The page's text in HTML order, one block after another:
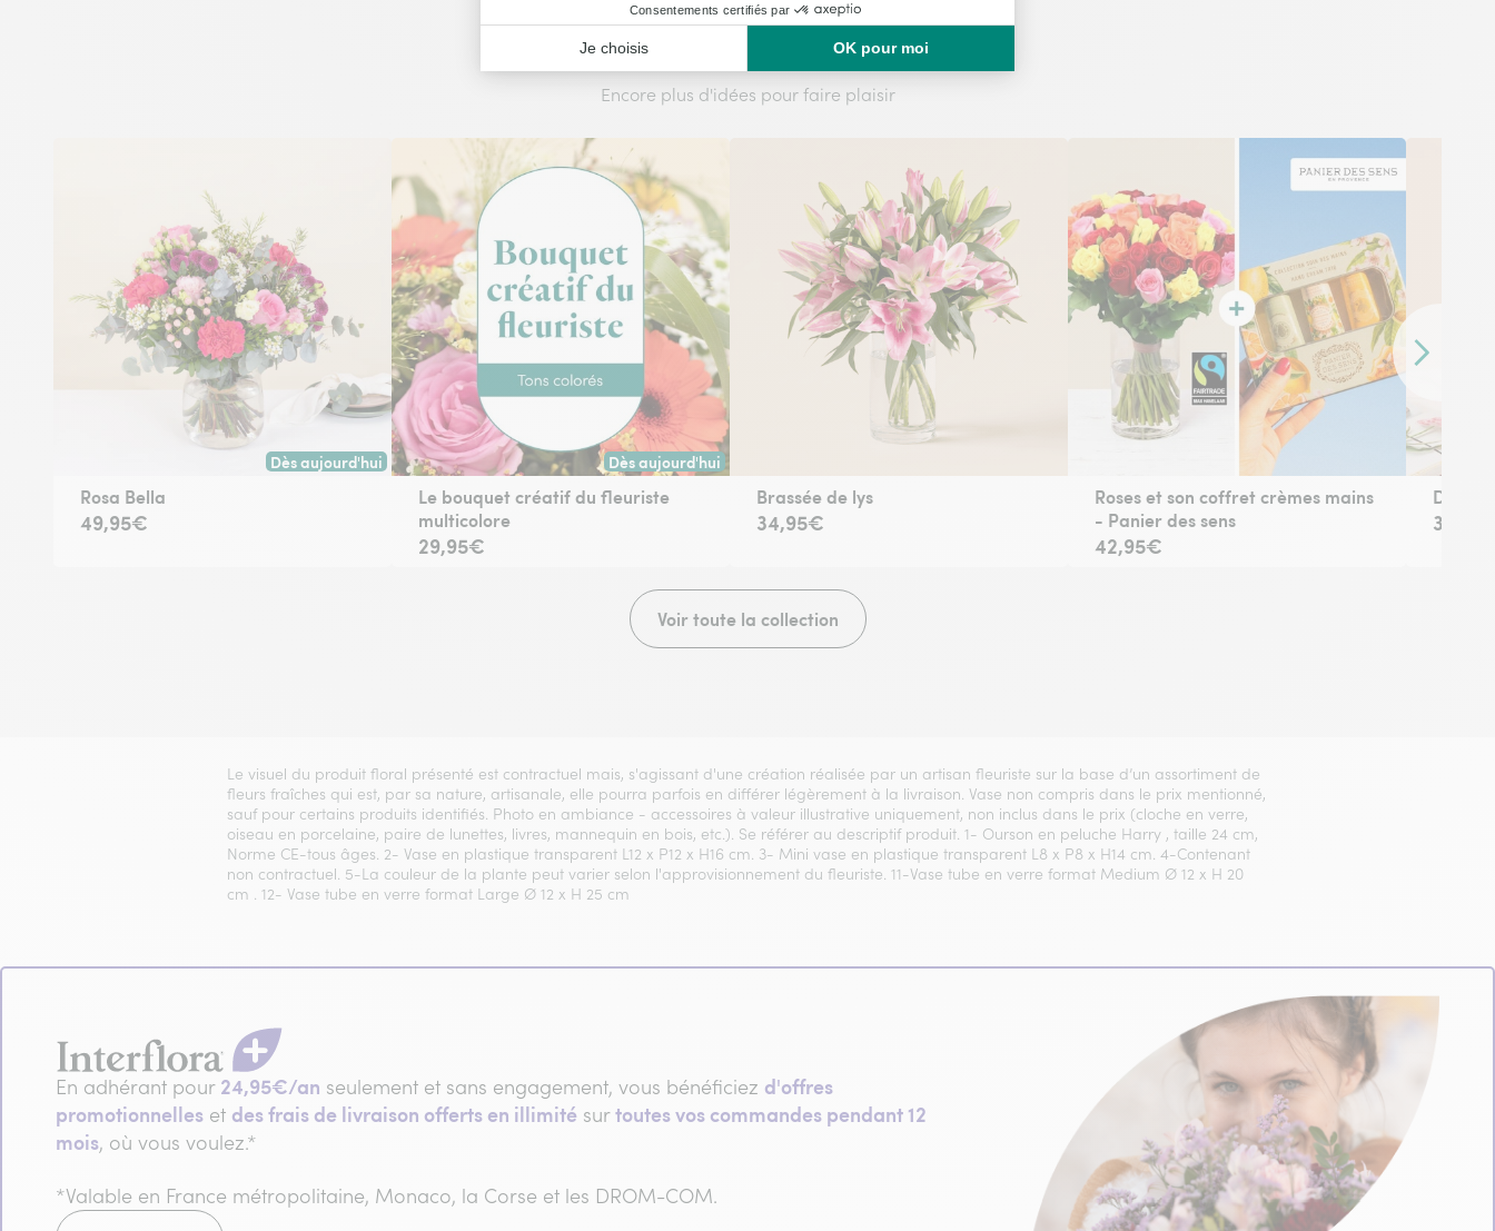
Vous aimerez aussi
Encore plus d'idées pour faire plaisir
Contenu
Dès aujourd'hui
Livraison dès aujourd'hui (pour toute commande passée avant 17h) ou à la date de votre choix.
Rosa Bella
49,95€
Dès aujourd'hui
Livraison dès aujourd'hui (pour toute commande passée avant 17h) ou à la date de votre choix.
Le bouquet créatif du fleuriste
multicolore
29,95€
Brassée de lys
34,95€
Roses et son coffret crèmes mains
- Panier des sens
42,95€
31,95€
Voir toute la collection
Le visuel du produit floral présenté est contractuel mais, s'agissant d'une création réalisée par un artisan fleuriste sur la base d’un assortiment de
fleurs fraîches qui est, par sa nature, artisanale, elle pourra parfois en différer légèrement à la livraison. Vase non compris dans le prix mentionné,
sauf pour certains produits identifiés. Photo en ambiance - accessoires à valeur illustrative uniquement, non inclus dans le prix (cloche en verre,
oiseau en porcelaine, paire de lunettes, livres, mannequin en bois, etc.). Se référer au descriptif produit. 1- Ourson en peluche Harry , taille 24 cm,
Norme CE-tous âges. 2- Vase en plastique transparent L12 x P12 x H16 cm. 3- Mini vase en plastique transparent L8 x P8 x H14 cm. 4-Contenant
non contractuel. 5-La couleur de la plante peut varier selon l'approvisionnement du fleuriste. 11-Vase tube en verre format Medium Ø 12 x H 20
cm . 12- Vase tube en verre format Large Ø 12 x H 25 cm
En adhérant pour 24,95€/an seulement et sans engagement, vous bénéficiez d'offres
promotionnelles et des frais de livraison offerts en illimité surtoutes vos commandes pendant 12
mois, où vous voulez.*
*Valable en France métropolitaine, Monaco, la Corse et les DROM-COM.